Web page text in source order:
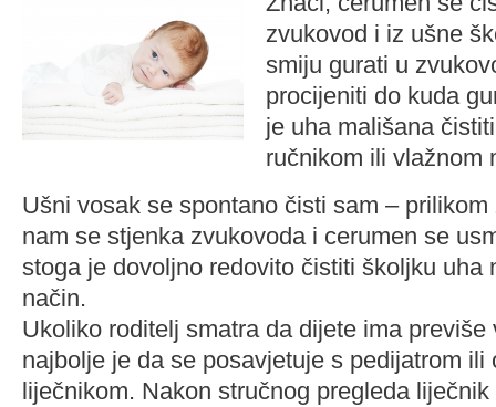
zvukovod i iz ušne
smiju gurati u
procijeniti do kuda
je uha mališana
ručnikom ili vlažnom
Ušni vosak se spontano čisti sam –
nam se stjenka zvukovoda i cerumen se
stoga je dovoljno redovito čistiti školjku uha
način.
Ukoliko roditelj smatra da dijete ima previše
najbolje je da se posavjetuje s pedijatrom ili
liječnikom. Nakon stručnog pregleda